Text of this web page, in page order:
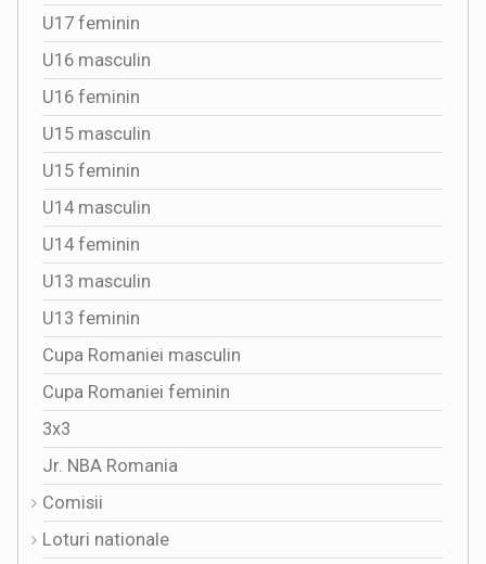
U17 feminin
U16 masculin
U16 feminin
U15 masculin
U15 feminin
U14 masculin
U14 feminin
U13 masculin
U13 feminin
Cupa Romaniei masculin
Cupa Romaniei feminin
3x3
Jr. NBA Romania
Comisii
Loturi nationale